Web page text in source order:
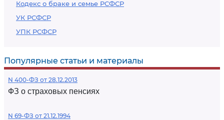
Кодекс о браке и семье РСФСР
УК РСФСР
УПК РСФСР
Популярные статьи и материалы
N 400-ФЗ от 28.12.2013
ФЗ о страховых пенсиях
N 69-ФЗ от 21.12.1994